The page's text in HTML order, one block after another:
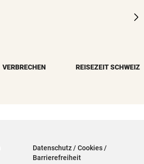
VERBRECHEN REISEZEIT SCHWEIZ
Datenschutz / Cookies /
Barrierefreiheit